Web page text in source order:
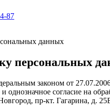
87
данных
персональных
законом от
и однозначное согласие на
пр-кт. Гагарина, д.